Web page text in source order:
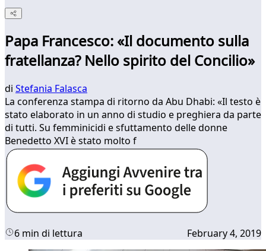
Papa Francesco: «Il documento sulla
fratellanza? Nello spirito del Concilio»
di Stefania Falasca
La conferenza stampa di ritorno da Abu Dhabi: «Il testo è
stato elaborato in un anno di studio e preghiera da parte
di tutti. Su femminicidi e sfuttamento delle donne
Benedetto XVI è stato molto f
6 min di lettura February 4, 2019